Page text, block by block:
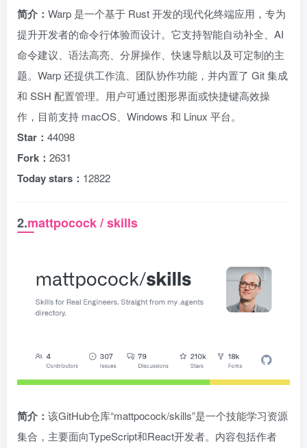
简介： Warp 是一个基于 Rust 开发的现代化终端应用，专为
提升开发者的命令行体验而设计。它支持智能自动补全、AI
命令建议、语法高亮、分屏操作、快速导航以及可定制的主
题。Warp 还提供工作流、团队协作功能，并内置了 Git 集成
和 SSH 配置管理。用户可通过图形界面或快捷键高效操
作，目前支持 macOS、Windows 和 Linux 平台。
Star： 44098
Fork： 2631
Today stars： 12822
2.mattpocock / skills
简介： 该GitHub仓库“mattpocock/skills”是一个技能学习资源
集合，主要面向TypeScript和React开发者。内容包括作者